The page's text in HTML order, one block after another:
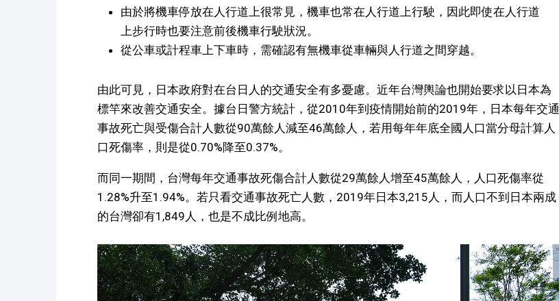
由於將機車停放在人行道上很常見，機車也常在人行道上行駛，因此即使在人行道
上步行時也要注意前後機車行駛狀況。
從公車或計程車上下車時，需確認有無機車從車輛與人行道之間穿越。
由此可見，日本政府對在台日人的交通安全有多憂慮。近年台灣輿論也開始要求以日本為
標竿來改善交通安全。據台日警方統計，從2010年到疫情開始前的2019年，日本每年交通
事故死亡與受傷合計人數從90萬餘人減至46萬餘人，若用每年年底全國人口當分母計算人
口死傷率，則是從0.70%降至0.37%。
而同一期間，台灣每年交通事故死傷合計人數從29萬餘人增至45萬餘人，人口死傷率從
1.28%升至1.94%。若只看交通事故死亡人數，2019年日本3,215人，而人口不到日本兩成
的台灣卻有1,849人，也是不成比例地高。